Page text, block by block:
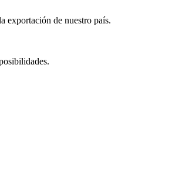
exportación de nuestro país.